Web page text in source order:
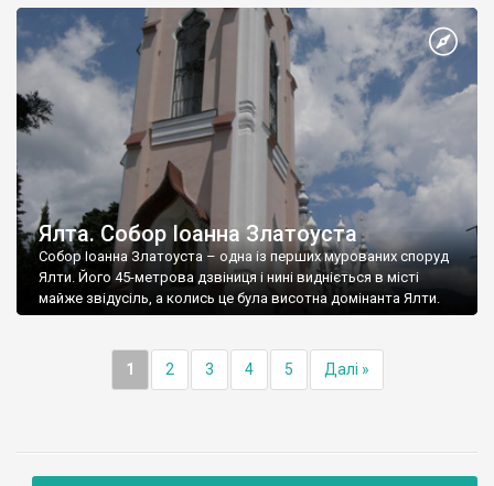
Ялта. Собор Іоанна Златоуста
Собор Іоанна Златоуста – одна із перших мурованих споруд
Ялти. Його 45-метрова дзвіниця і нині видніється в місті
майже звідусіль, а колись це була висотна домінанта Ялти.
1 2 3 4 5 Далі »